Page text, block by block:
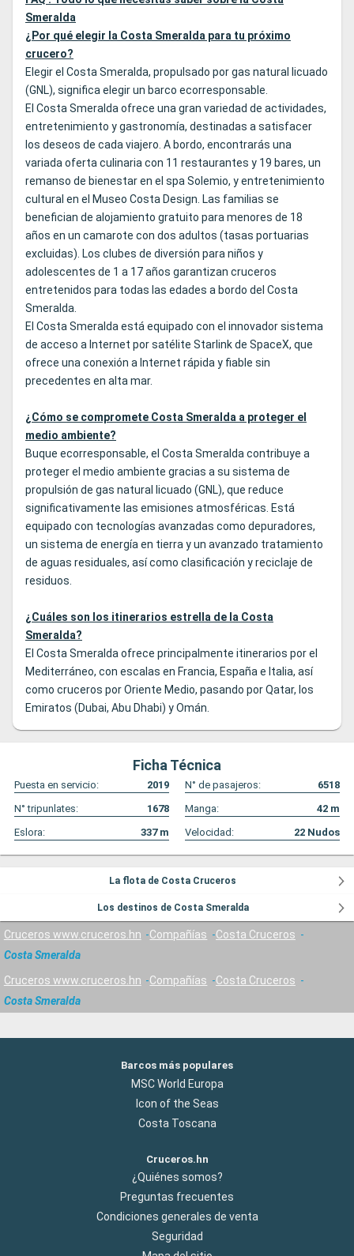
Smeralda
¿Por qué elegir la Costa Smeralda para tu próximo
crucero?
Elegir el Costa Smeralda, propulsado por gas natural licuado
(GNL), significa elegir un barco ecorresponsable.
El Costa Smeralda ofrece una gran variedad de actividades,
entretenimiento y gastronomía, destinadas a satisfacer
los deseos de cada viajero. A bordo, encontrarás una
variada oferta culinaria con 11 restaurantes y 19 bares, un
remanso de bienestar en el spa Solemio, y entretenimiento
cultural en el Museo Costa Design. Las familias se
benefician de alojamiento gratuito para menores de 18
años en un camarote con dos adultos (tasas portuarias
excluidas). Los clubes de diversión para niños y
adolescentes de 1 a 17 años garantizan cruceros
entretenidos para todas las edades a bordo del Costa
Smeralda.
El Costa Smeralda está equipado con el innovador sistema
de acceso a Internet por satélite Starlink de SpaceX, que
ofrece una conexión a Internet rápida y fiable sin
precedentes en alta mar.
¿Cómo se compromete Costa Smeralda a proteger el
medio ambiente?
Buque ecorresponsable, el Costa Smeralda contribuye a
proteger el medio ambiente gracias a su sistema de
propulsión de gas natural licuado (GNL), que reduce
significativamente las emisiones atmosféricas. Está
equipado con tecnologías avanzadas como depuradores,
un sistema de energía en tierra y un avanzado tratamiento
de aguas residuales, así como clasificación y reciclaje de
residuos.
¿Cuáles son los itinerarios estrella de la Costa
Smeralda?
El Costa Smeralda ofrece principalmente itinerarios por el
Mediterráneo, con escalas en Francia, España e Italia, así
como cruceros por Oriente Medio, pasando por Qatar, los
Emiratos (Dubai, Abu Dhabi) y Omán.
Ficha Técnica
Puesta en servicio: 2019 N° de pasajeros:
6518
N° tripunlates:
1678 Manga: 42 m
Eslora:
337m Velocidad: 22 Nudos
La flota de Costa Cruceros
Los destinos de Costa Smeralda
Cruceros www.cruceros.hn Compañías
Costa Cruceros
Costa Smeralda
Cruceros www.cruceros.hn Compañías
Costa Cruceros
Costa Smeralda
Barcos más populares
MSC World Europa
Icon of the Seas
Costa Toscana
Cruceros.hn
¿Quiénes somos?
Preguntas frecuentes
Condiciones generales de venta
Seguridad